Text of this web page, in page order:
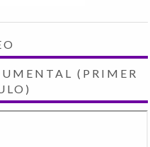
(PRIMER